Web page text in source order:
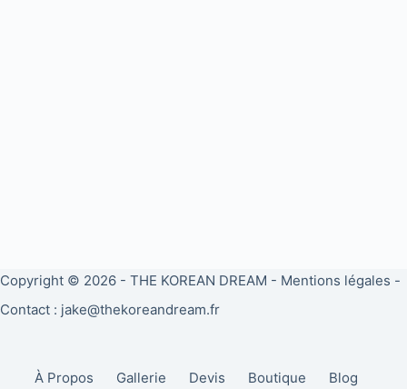
Copyright © 2026 - THE KOREAN DREAM - Mentions légales -
Contact : jake@thekoreandream.fr
À Propos Gallerie Devis Boutique Blog